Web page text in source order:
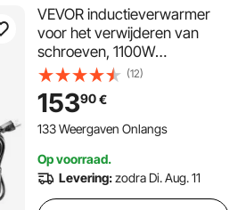
VEVOR inductieverwarmer
voor het verwijderen van
schroeven, 1100W
magnetische
inductieverwarmerset,
verwarmer voor het
verwijderen van roestige
autoreparatiegereedschap
met 3 spoelen
(12)
15390€
133 Weergaven Onlangs
Op voorraad.
Levering:zodra Di. Aug. 11